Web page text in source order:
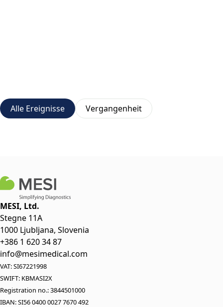
Alle Ereignisse Vergangenheit
MESI, Ltd.
Stegne 11A
1000 Ljubljana, Slovenia
+386 1 620 34 87
info@mesimedical.com
VAT: SI67221998
SWIFT: KBMASI2X
Registration no.: 3844501000
IBAN: SI56 0400 0027 7670 492